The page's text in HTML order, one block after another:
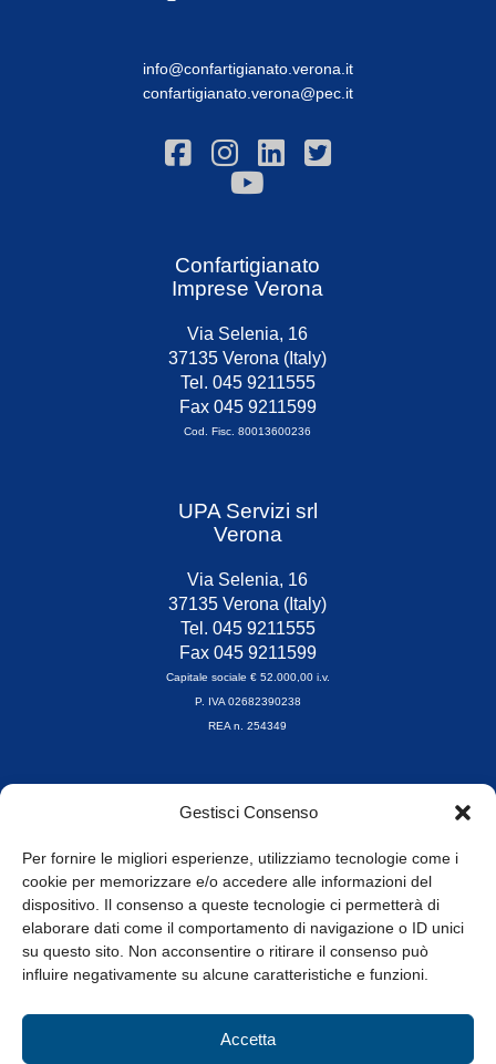
Gestisci Consenso
Per fornire le migliori esperienze, utilizziamo tecnologie come i
cookie per memorizzare e/o accedere alle informazioni del
dispositivo. Il consenso a queste tecnologie ci permetterà di
elaborare dati come il comportamento di navigazione o ID unici
su questo sito. Non acconsentire o ritirare il consenso può
influire negativamente su alcune caratteristiche e funzioni.
Accetta
info@confartigianato.verona.it
confartigianato.verona@pec.it
Confartigianato
Imprese Verona
Via Selenia, 16
37135 Verona (Italy)
Tel. 045 9211555
Fax 045 9211599
Cod. Fisc. 80013600236
UPA Servizi srl
Verona
Via Selenia, 16
37135 Verona (Italy)
Tel. 045 9211555
Fax 045 9211599
Capitale sociale € 52.000,00 i.v.
P. IVA 02682390238
REA n. 254349
Orari di apertura
8.30-13.00 / 14.00-17.30
Whistleblowing
© Tutti i diritti riservati
Privacy Policy e Cookie|Informativa Cookie